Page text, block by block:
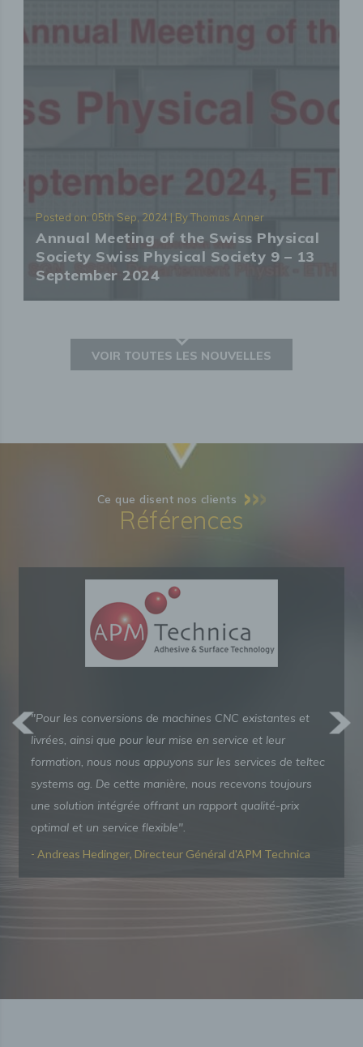
Posted on: 05th Sep, 2024 | By Thomas Anner
Annual Meeting of the Swiss Physical
Society Swiss Physical Society 9 – 13
September 2024
VOIR TOUTES LES NOUVELLES
Ce que disent nos clients
Références
"Pour les conversions de machines CNC existantes et
livrées, ainsi que pour leur mise en service et leur
formation, nous nous appuyons sur les services de teltec
systems ag. De cette manière, nous recevons toujours
une solution intégrée offrant un rapport qualité-prix
optimal et un service flexible".
- Andreas Hedinger, Directeur Général d'APM Technica